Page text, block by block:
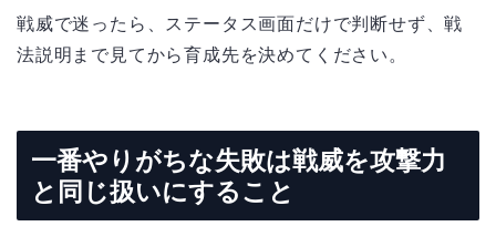
戦威で迷ったら、ステータス画面だけで判断せず、戦
法説明まで見てから育成先を決めてください。
一番やりがちな失敗は戦威を攻撃力
と同じ扱いにすること